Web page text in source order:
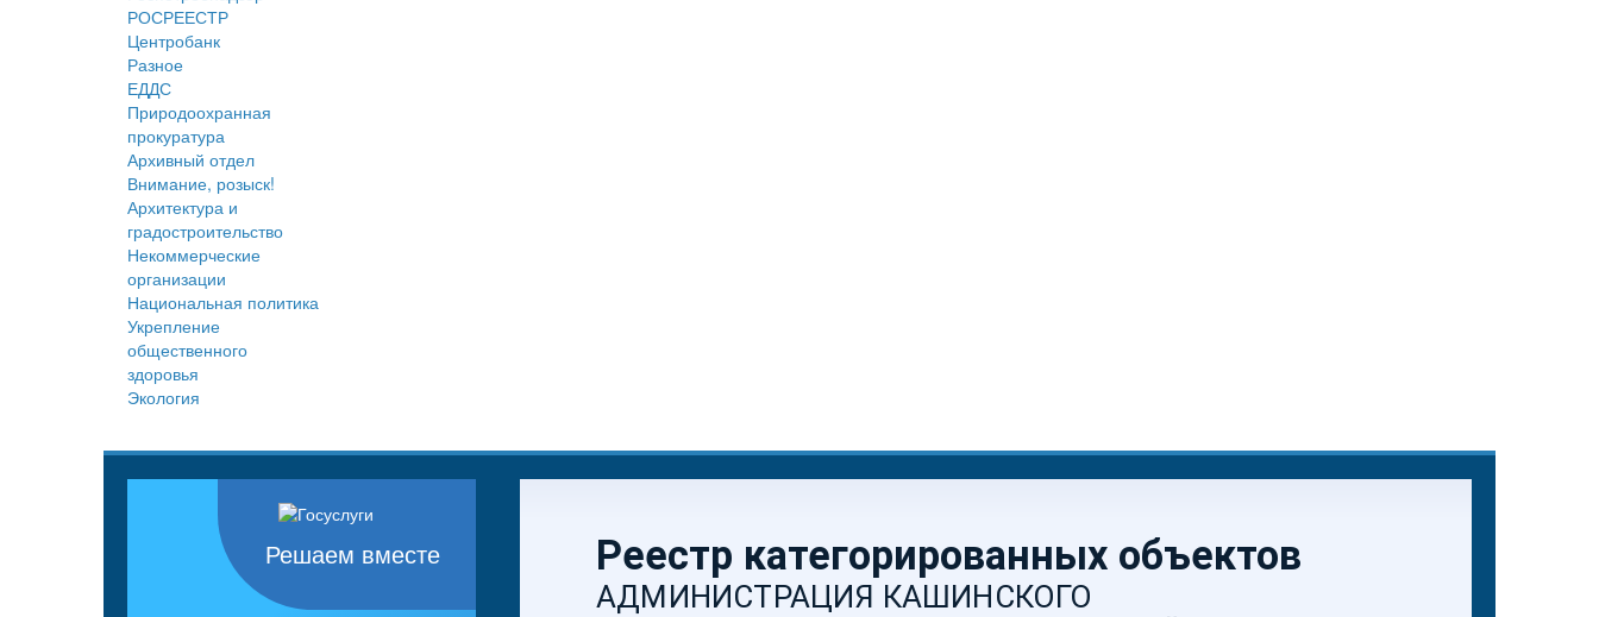
РОСРЕЕСТР
Центробанк
Разное
ЕДДС
Природоохранная
прокуратура
Архивный отдел
Внимание, розыск!
Архитектура и
градостроительство
Некоммерческие
организации
Национальная политика
Укрепление
общественного
здоровья
Экология
Решаем вместе